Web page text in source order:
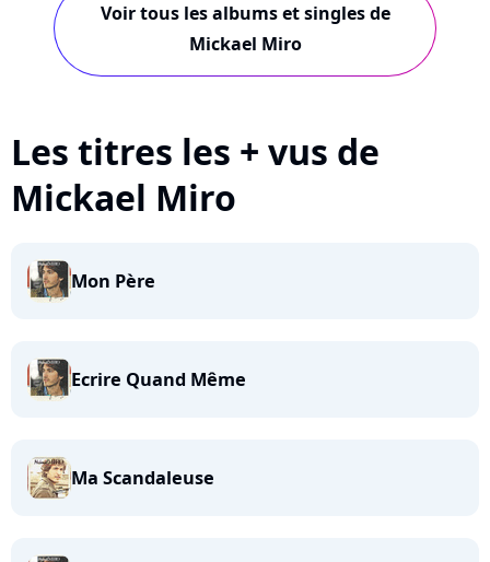
Voir tous les albums et singles de
Mickael Miro
Les titres les + vus de
Mickael Miro
Mon Père
Ecrire Quand Même
Ma Scandaleuse